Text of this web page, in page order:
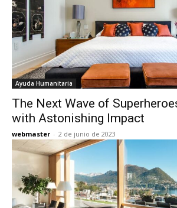
Ayuda Humanitaria
The Next Wave of
with Astonishing Impact
webmaster - 2 de junio de 2023